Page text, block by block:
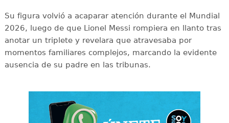
Su figura volvió a acaparar atención durante el Mundial
2026, luego de que Lionel Messi rompiera en llanto tras
anotar un triplete y revelara que atravesaba por
momentos familiares complejos, marcando la evidente
ausencia de su padre en las tribunas.